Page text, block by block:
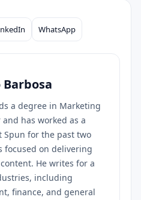
WhatsApp
a degree in Marketing
has worked as a
Spun for the past two
focused on delivering
He writes for a
including
finance, and general